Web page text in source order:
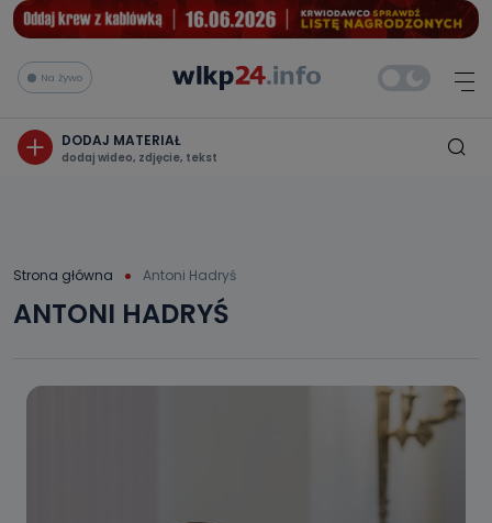
Na żywo
DODAJ MATERIAŁ
dodaj wideo, zdjęcie, tekst
Strona główna Antoni Hadryś
ANTONI HADRYŚ